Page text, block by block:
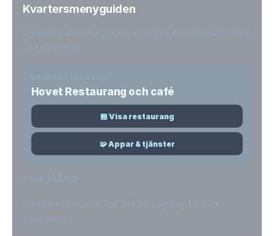
Kvartersmenyguiden
Hovet Restaurang och café
🏪 Visa restaurang
🧩 Appar & tjänster